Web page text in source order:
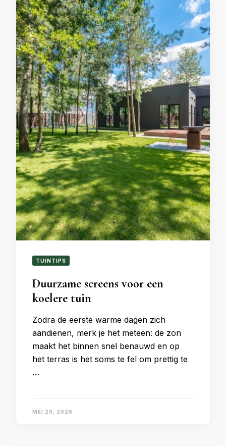
TUINTIPS
Duurzame screens voor een
koelere tuin
Zodra de eerste warme dagen zich
aandienen, merk je het meteen: de zon
maakt het binnen snel benauwd en op
het terras is het soms te fel om prettig te
…
MEI 29, 2026